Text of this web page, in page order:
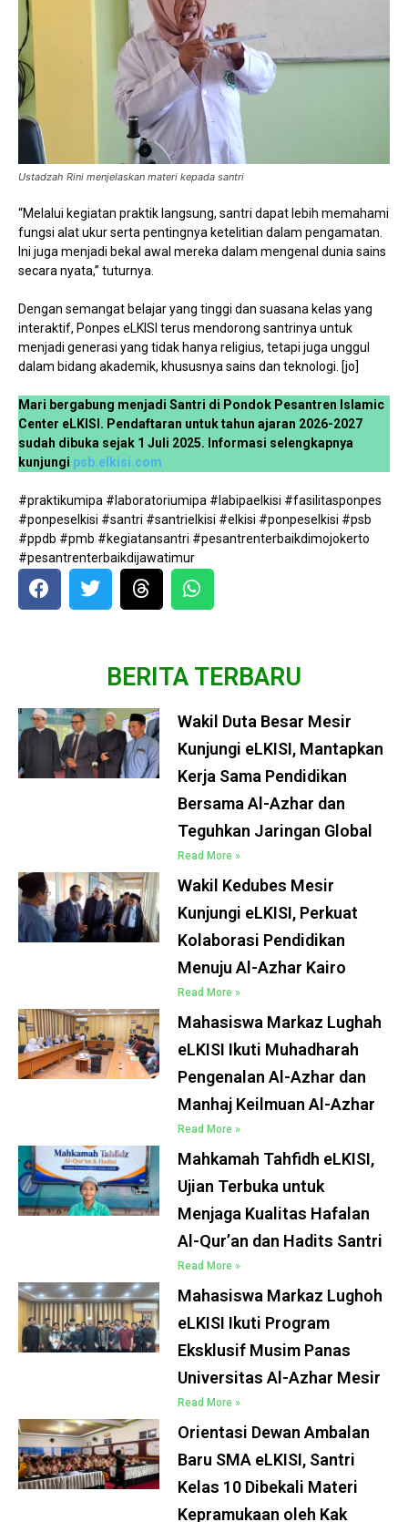
Ustadzah Rini menjelaskan materi kepada santri
“Melalui kegiatan praktik langsung, santri dapat lebih memahami
fungsi alat ukur serta pentingnya ketelitian dalam pengamatan.
Ini juga menjadi bekal awal mereka dalam mengenal dunia sains
secara nyata,” tuturnya.
Dengan semangat belajar yang tinggi dan suasana kelas yang
interaktif, Ponpes eLKISI terus mendorong santrinya untuk
menjadi generasi yang tidak hanya religius, tetapi juga unggul
dalam bidang akademik, khususnya sains dan teknologi. [jo]
Mari bergabung menjadi Santri di Pondok Pesantren Islamic
Center eLKISI. Pendaftaran untuk tahun ajaran 2026-2027
sudah dibuka sejak 1 Juli 2025. Informasi selengkapnya
kunjungi psb.elkisi.com
#praktikumipa #laboratoriumipa #labipaelkisi #fasilitasponpes
#ponpeselkisi #santri #santrielkisi #elkisi #ponpeselkisi #psb
#ppdb #pmb #kegiatansantri #pesantrenterbaikdimojokerto
#pesantrenterbaikdijawatimur
BERITA TERBARU
Wakil Duta Besar Mesir
Kunjungi eLKISI, Mantapkan
Kerja Sama Pendidikan
Bersama Al-Azhar dan
Teguhkan Jaringan Global
Read More »
Wakil Kedubes Mesir
Kunjungi eLKISI, Perkuat
Kolaborasi Pendidikan
Menuju Al-Azhar Kairo
Read More »
Mahasiswa Markaz Lughah
eLKISI Ikuti Muhadharah
Pengenalan Al-Azhar dan
Manhaj Keilmuan Al-Azhar
Read More »
Mahkamah Tahfidh eLKISI,
Ujian Terbuka untuk
Menjaga Kualitas Hafalan
Al-Qur’an dan Hadits Santri
Read More »
Mahasiswa Markaz Lughoh
eLKISI Ikuti Program
Eksklusif Musim Panas
Universitas Al-Azhar Mesir
Read More »
Orientasi Dewan Ambalan
Baru SMA eLKISI, Santri
Kelas 10 Dibekali Materi
Kepramukaan oleh Kak